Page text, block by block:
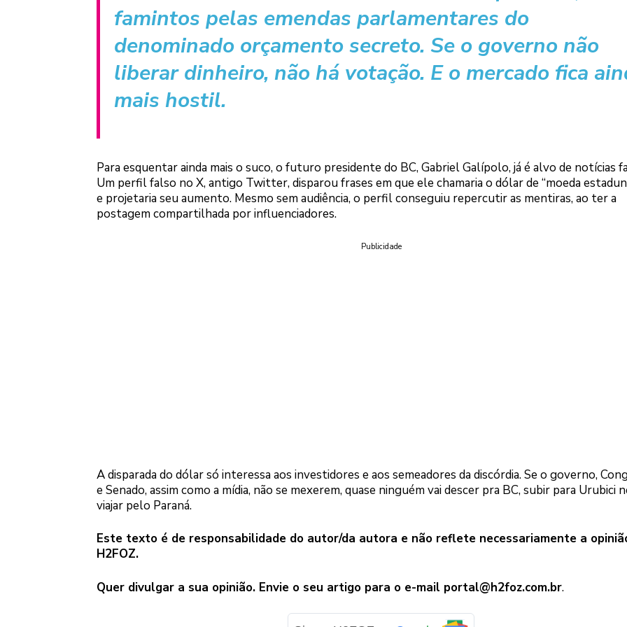
famintos pelas emendas parlamentares do
denominado orçamento secreto. Se o governo não
liberar dinheiro, não há votação. E o mercado fica
mais hostil.
Para esquentar ainda mais o suco, o futuro presidente do BC, Gabriel Galípolo, já é alvo de notícias
Um perfil falso no X, antigo Twitter, disparou frases em que ele chamaria o dólar de “moeda
e projetaria seu aumento. Mesmo sem audiência, o perfil conseguiu repercutir as mentiras, ao ter a
postagem compartilhada por influenciadores.
Publicidade
A disparada do dólar só interessa aos investidores e aos semeadores da discórdia. Se o governo,
e Senado, assim como a mídia, não se mexerem, quase ninguém vai descer pra BC, subir para Urubici
viajar pelo Paraná.
Este texto é de responsabilidade do autor/da autora e não reflete necessariamente a
H2FOZ.
Quer divulgar a sua opinião. Envie o seu artigo para o e-mail portal@h2foz.com.br.